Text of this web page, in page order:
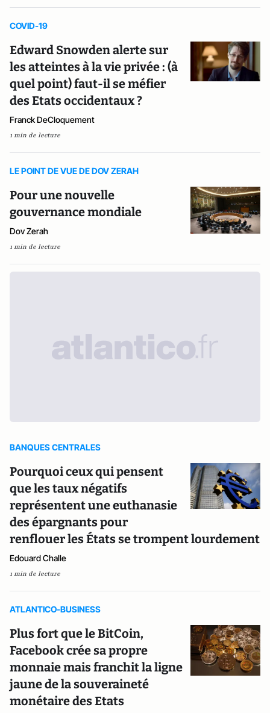
COVID-19
Edward Snowden alerte sur
les atteintes à la vie privée : (à
quel point) faut-il se méfier
des Etats occidentaux ?
Franck DeCloquement
1 min de lecture
LE POINT DE VUE DE DOV ZERAH
Pour une nouvelle
gouvernance mondiale
Dov Zerah
1 min de lecture
BANQUES CENTRALES
Pourquoi ceux qui pensent
que les taux négatifs
représentent une euthanasie
des épargnants pour
renflouer les États se trompent lourdement
Edouard Challe
1 min de lecture
ATLANTICO-BUSINESS
Plus fort que le BitCoin,
Facebook crée sa propre
monnaie mais franchit la ligne
jaune de la souveraineté
monétaire des Etats